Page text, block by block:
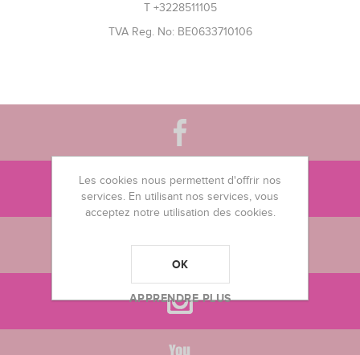
T +3228511105
TVA Reg. No: BE0633710106
Les cookies nous permettent d'offrir nos
services. En utilisant nos services, vous
acceptez notre utilisation des cookies.
OK
APPRENDRE PLUS